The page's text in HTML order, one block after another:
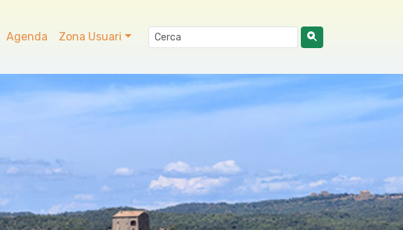
Agenda Zona Usuari